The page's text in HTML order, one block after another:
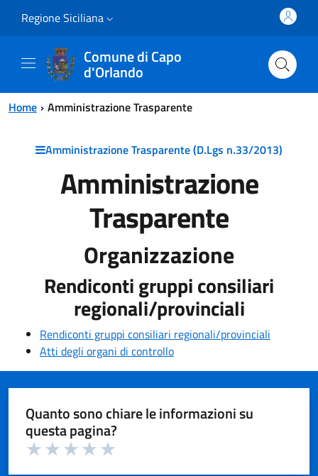
Regione Siciliana
Comune di Capo
d'Orlando
Home Amministrazione Trasparente
Amministrazione Trasparente (D.Lgs n.33/2013)
Amministrazione
Trasparente
Organizzazione
Rendiconti gruppi consiliari
regionali/provinciali
Rendiconti gruppi consiliari regionali/provinciali
Atti degli organi di controllo
Quanto sono chiare le informazioni su
questa pagina?